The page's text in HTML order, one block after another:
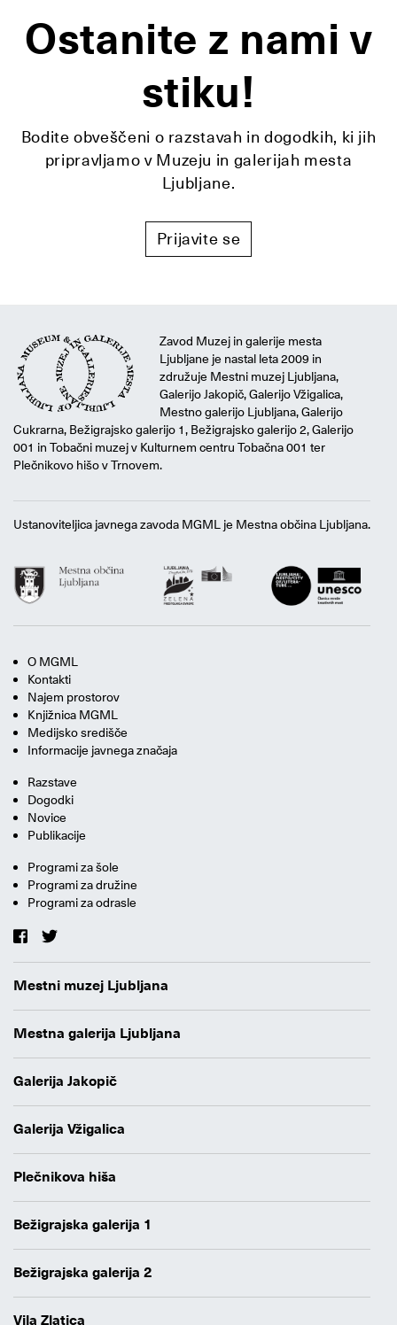
Ostanite z nami v
stiku!
Bodite obveščeni o razstavah in dogodkih, ki jih
pripravljamo v Muzeju in galerijah mesta
Ljubljane.
Prijavite se
Zavod Muzej in galerije mesta
Ljubljane je nastal leta 2009 in
združuje Mestni muzej Ljubljana,
Galerijo Jakopič, Galerijo Vžigalica,
Mestno galerijo Ljubljana, Galerijo
Cukrarna, Bežigrajsko galerijo 1, Bežigrajsko galerijo 2, Galerijo
001 in Tobačni muzej v Kulturnem centru Tobačna 001 ter
Plečnikovo hišo v Trnovem.
Ustanoviteljica javnega zavoda MGML je Mestna občina Ljubljana.
O MGML
Kontakti
Najem prostorov
Knjižnica MGML
Medijsko središče
Informacije javnega značaja
Razstave
Dogodki
Novice
Publikacije
Programi za šole
Programi za družine
Programi za odrasle
Mestni muzej Ljubljana
Mestna galerija Ljubljana
Galerija Jakopič
Galerija Vžigalica
Plečnikova hiša
Bežigrajska galerija 1
Bežigrajska galerija 2
Vila Zlatica